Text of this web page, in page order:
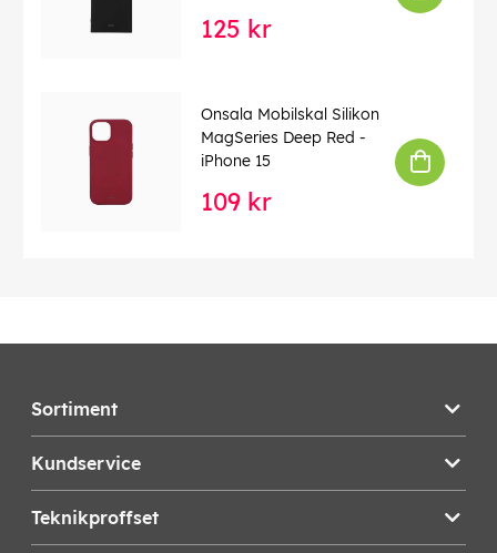
125 kr
Onsala Mobilskal Silikon
MagSeries Deep Red -
iPhone 15
109 kr
Sortiment
Kundservice
Teknikproffset